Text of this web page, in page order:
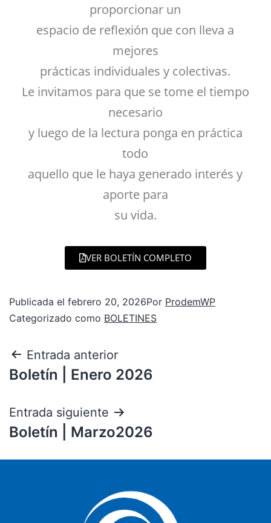
proporcionar un
espacio de reflexión que con lleva a
mejores
prácticas individuales y colectivas.
Le invitamos para que se tome el tiempo
necesario
y luego de la lectura ponga en práctica
todo
aquello que le haya generado interés y
aporte para
su vida.
VER BOLETÍN COMPLETO
Publicada el febrero 20, 2026Por ProdemWP
Categorizado como BOLETINES
Entrada anterior
Boletín | Enero 2026
Entrada siguiente
Boletín | Marzo2026